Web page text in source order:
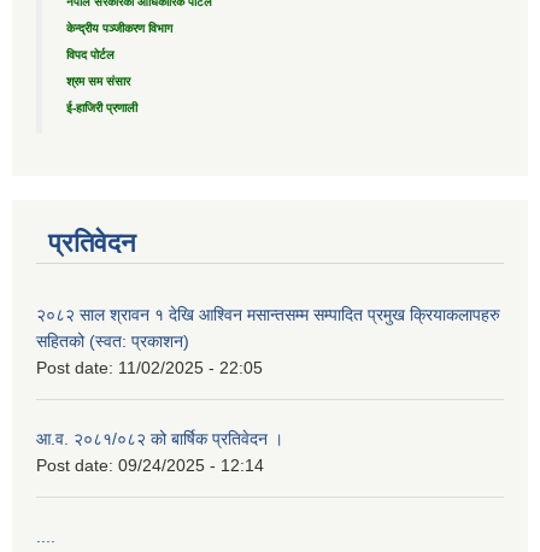
केन्द्रीय पञ्जीकरण विभाग
विपद पोर्टल
श्रम सम संसार
ई-हाजिरी प्रणाली
प्रतिवेदन
२०८२ साल श्रावन १ देखि आश्विन मसान्तसम्म सम्पादित प्रमुख क्रियाकलापहरु
सहितको (स्वत: प्रकाशन)
Post date: 11/02/2025 - 22:05
आ.व. २०८१/०८२ को बार्षिक प्रतिवेदन ।
Post date: 09/24/2025 - 12:14
....